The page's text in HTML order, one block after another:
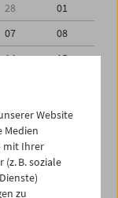
28
01
07
08
14
15
29
04
Website
Medien
mit Ihrer
B. soziale
zu